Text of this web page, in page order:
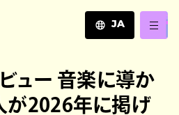
JA
EN
ZH
ュー 音楽に導か
が2026年に掲げ